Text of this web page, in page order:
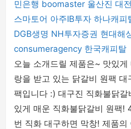
민은행 boomaster 울산진 대
스마토어 아주IB투자 하나캐피
DGB생명 NH투자증권 현대해
consumeragency 한국캐피탈
오늘 소개드릴 제품은~ 맛있
랑을 받고 있는 닭갈비 원팩 대
팩입니다 :) 대구진 직화불닭
있게 매운 직화불닭갈비 원팩!
번 직화 대구하면 막창! 제품의